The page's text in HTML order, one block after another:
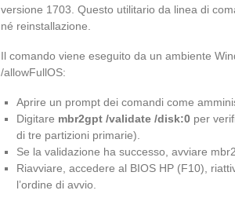
versione 1703. Questo utilitario da linea di
né reinstallazione.
Il comando viene eseguito da un ambiente
/allowFullOS:
Aprire un prompt dei comandi come
Digitare mbr2gpt /validate /disk:0 per
di tre partizioni primarie).
Se la validazione ha successo, avviare
Riavviare, accedere al BIOS HP (F10),
l’ordine di avvio.